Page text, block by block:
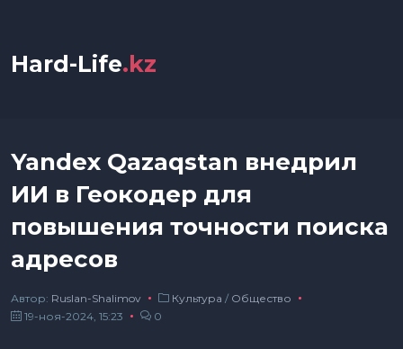
Hard-Life.kz
Yandex Qazaqstan внедрил
ИИ в Геокодер для
повышения точности поиска
адресов
Автор: Ruslan-Shalimov Культура / Общество
19-ноя-2024, 15:23
0